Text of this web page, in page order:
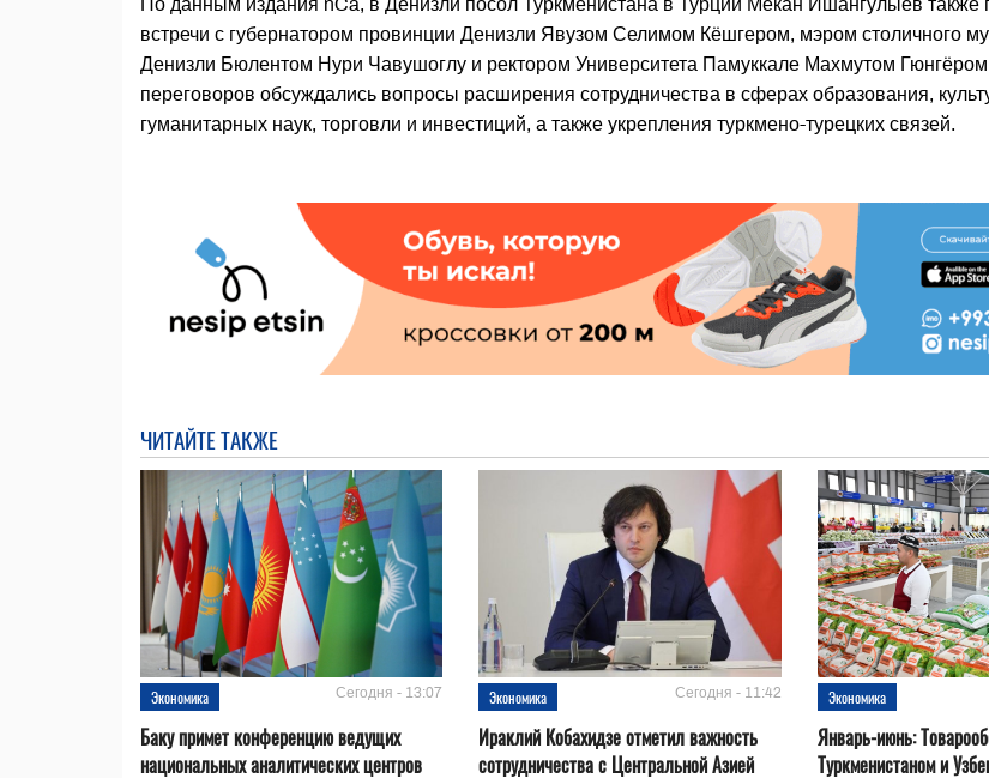
По данным издания nCa, в Денизли посол Туркменистана в Турции Мекан Ишангулыев также
встречи с губернатором провинции Денизли Явузом Селимом Кёшгером, мэром столичного
Денизли Бюлентом Нури Чавушоглу и ректором Университета Памуккале Махмутом
переговоров обсуждались вопросы расширения сотрудничества в сферах образования,
гуманитарных наук, торговли и инвестиций, а также укрепления туркмено-турецких связей.
ЧИТАЙТЕ ТАКЖЕ
Экономика Сегодня - 13:07
Баку примет конференцию ведущих
национальных аналитических центров
Экономика Сегодня - 11:42
Ираклий Кобахидзе отметил важность
сотрудничества с Центральной Азией
Экономика
Январь-июнь:
Туркменистаном и